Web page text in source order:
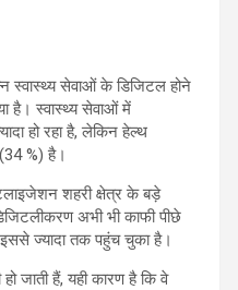
स्वास्थ्य सेवाओं के डिजिटल होने
है। स्वास्थ्य सेवाओं में
हो रहा है, लेकिन हेल्‍थ
%) है।
शहरी क्षेत्र के बड़े
अभी भी काफी पीछे
ज्यादा तक पहुंच चुका है।
जाती हैं, यही कारण है कि वे